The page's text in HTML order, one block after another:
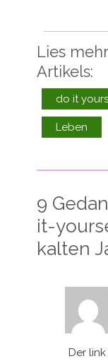
Lies
Artikels:
do it
Leben
9
it-
kalten
Der